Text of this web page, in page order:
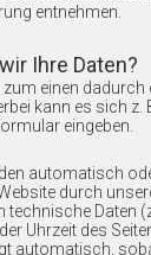
entnehmen.
Ihre Daten?
zum einen
kann es sich z.
eingeben.
automatisch
durch
technische Daten
Uhrzeit des
automatisch,